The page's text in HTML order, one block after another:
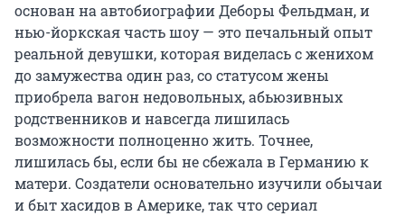
основан на автобиографии Деборы Фельдман, и
нью-йоркская часть шоу — это печальный опыт
реальной девушки, которая виделась с женихом
до замужества один раз, со статусом жены
приобрела вагон недовольных, абьюзивных
родственников и навсегда лишилась
возможности полноценно жить. Точнее,
лишилась бы, если бы не сбежала в Германию к
матери. Создатели основательно изучили обычаи
и быт хасидов в Америке, так что сериал